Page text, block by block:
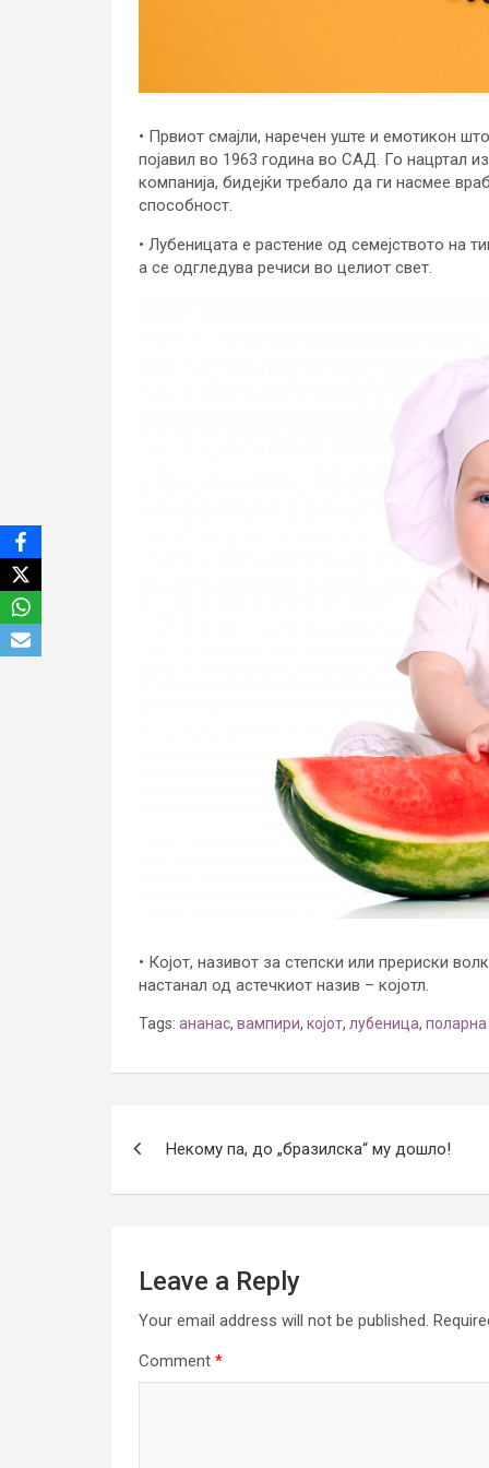
• Првиот смајли, наречен уште и емотикон
појавил во 1963 година во САД. Го нацртал
компанија, бидејќи требало да ги насмее
способност.
• Лубеницата е растение од семејството на
а се одгледува речиси во целиот свет.
• Којот, називот за степски или прериски
настанал од астечкиот назив – којотл.
Tags: ананас, вампири, којот, лубеница,
navigation
Некому па, до „бразилска“ му дошло!
Leave a Reply
Your email address will not be published.
Comment *